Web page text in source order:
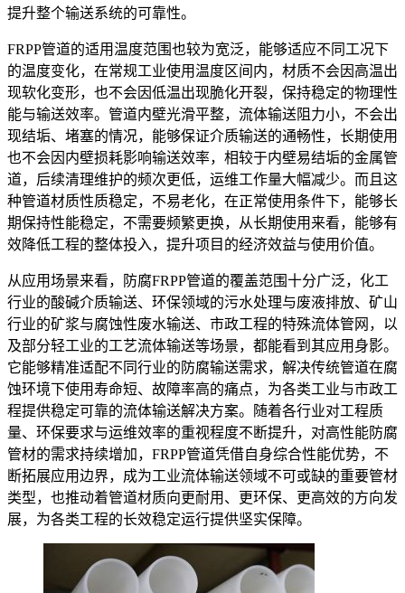
提升整个输送系统的可靠性。
FRPP管道的适用温度范围也较为宽泛，能够适应不同工况下
的温度变化，在常规工业使用温度区间内，材质不会因高温出
现软化变形，也不会因低温出现脆化开裂，保持稳定的物理性
能与输送效率。管道内壁光滑平整，流体输送阻力小，不会出
现结垢、堵塞的情况，能够保证介质输送的通畅性，长期使用
也不会因内壁损耗影响输送效率，相较于内壁易结垢的金属管
道，后续清理维护的频次更低，运维工作量大幅减少。而且这
种管道材质性质稳定，不易老化，在正常使用条件下，能够长
期保持性能稳定，不需要频繁更换，从长期使用来看，能够有
效降低工程的整体投入，提升项目的经济效益与使用价值。
从应用场景来看，防腐FRPP管道的覆盖范围十分广泛，化工
行业的酸碱介质输送、环保领域的污水处理与废液排放、矿山
行业的矿浆与腐蚀性废水输送、市政工程的特殊流体管网，以
及部分轻工业的工艺流体输送等场景，都能看到其应用身影。
它能够精准适配不同行业的防腐输送需求，解决传统管道在腐
蚀环境下使用寿命短、故障率高的痛点，为各类工业与市政工
程提供稳定可靠的流体输送解决方案。随着各行业对工程质
量、环保要求与运维效率的重视程度不断提升，对高性能防腐
管材的需求持续增加，FRPP管道凭借自身综合性能优势，不
断拓展应用边界，成为工业流体输送领域不可或缺的重要管材
类型，也推动着管道材质向更耐用、更环保、更高效的方向发
展，为各类工程的长效稳定运行提供坚实保障。